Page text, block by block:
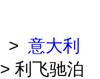
> 意大利
> 利飞驰泊